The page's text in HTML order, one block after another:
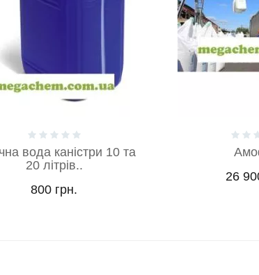
Амофос
26 900 грн.
Аскорбат
290